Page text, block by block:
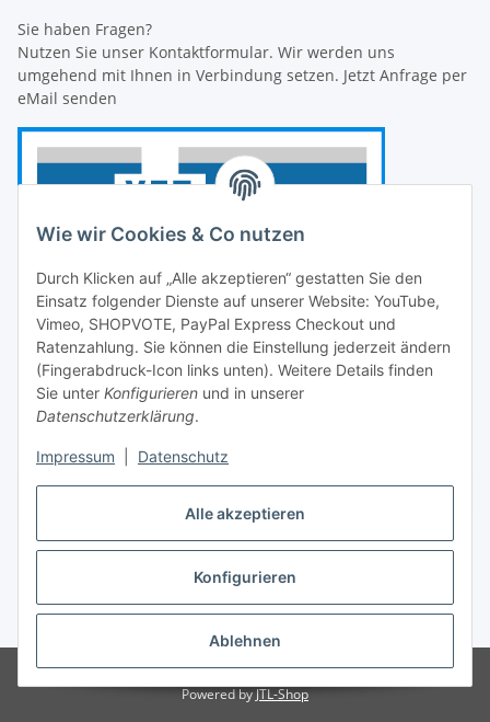
Alle akzeptieren
Konfigurieren
Ablehnen
Wie wir Cookies & Co nutzen
Durch Klicken auf „Alle akzeptieren“ gestatten Sie den
Einsatz folgender Dienste auf unserer Website: YouTube,
Vimeo, SHOPVOTE, PayPal Express Checkout und
Ratenzahlung. Sie können die Einstellung jederzeit ändern
(Fingerabdruck-Icon links unten). Weitere Details finden
Sie unter Konfigurieren und in unserer
Datenschutzerklärung.
Impressum Datenschutz
Sie haben Fragen?
Nutzen Sie unser Kontaktformular. Wir werden uns
umgehend mit Ihnen in Verbindung setzen. Jetzt Anfrage per
eMail senden
Vertrag widerrufen
* Alle Preise inkl. gesetzlicher USt., zzgl.Versand
© © 2020 Koi- und Bonsaipark Herdecke GmbH
Powered byJTL-Shop